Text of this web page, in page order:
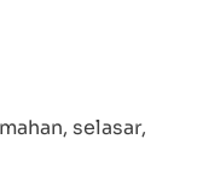
selasar,